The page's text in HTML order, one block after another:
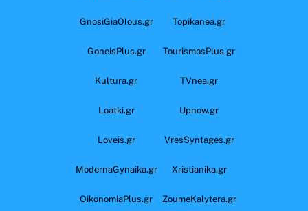
GnosiGiaOlous.gr Topikanea.gr
GoneisPlus.gr TourismosPlus.gr
Kultura.gr TVnea.gr
Loatki.gr Upnow.gr
Loveis.gr VresSyntages.gr
ModernaGynaika.gr Xristianika.gr
OikonomiaPlus.gr ZoumeKalytera.gr